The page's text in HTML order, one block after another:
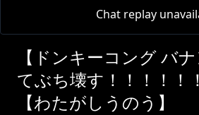
Chat replay
【ドンキーコング バ
てぶち壊す！！！！！
【わたがしうのう】